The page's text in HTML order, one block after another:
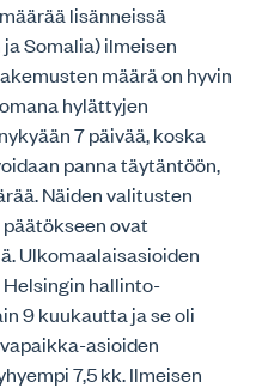
lisänneissä
Somalia) ilmeisen
määrä on hyvin
hylättyjen
7 päivää, koska
panna täytäntöön,
Näiden valitusten
ovat
Ulkomaalaisasioiden
hallinto-
9 kuukautta ja se oli
asioiden
7,5 kk. Ilmeisen